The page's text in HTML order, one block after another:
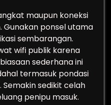
maupun koneksi
Gunakan ponsel utama
sembarangan.
wifi publik karena
sederhana ini
termasuk pondasi
Semakin sedikit celah
penipu masuk.